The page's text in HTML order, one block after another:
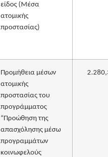
είδος (Μέσα
ατομικής
προστασίας)
Προμήθεια μέσων
ατομικής
προστασίας του
προγράμματος
“Προώθηση της
απασχόλησης μέσω
προγραμμάτων
κοινωφελούς